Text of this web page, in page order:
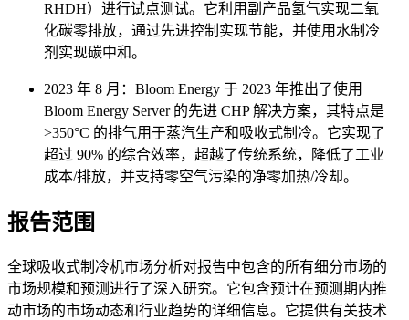
RHDH）进行试点测试。它利用副产品氢气实现二氧
化碳零排放，通过先进控制实现节能，并使用水制冷
剂实现碳中和。
2023 年 8 月：Bloom Energy 于 2023 年推出了使用
Bloom Energy Server 的先进 CHP 解决方案，其特点是
>350°C 的排气用于蒸汽生产和吸收式制冷。它实现了
超过 90% 的综合效率，超越了传统系统，降低了工业
成本/排放，并支持零空气污染的净零加热/冷却。
报告范围
全球吸收式制冷机市场分析对报告中包含的所有细分市场的
市场规模和预测进行了深入研究。它包含预计在预测期内推
动市场的市场动态和行业趋势的详细信息。它提供有关技术